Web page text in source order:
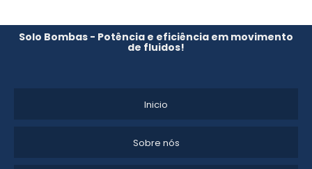
Solo Bombas - Potência e eficiência em movimento
de fluidos!
Inicio
Sobre nós